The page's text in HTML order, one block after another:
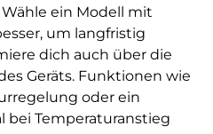
ein Modell mit
um langfristig
dich auch über die
Geräts. Funktionen wie
oder ein
bei Temperaturanstieg